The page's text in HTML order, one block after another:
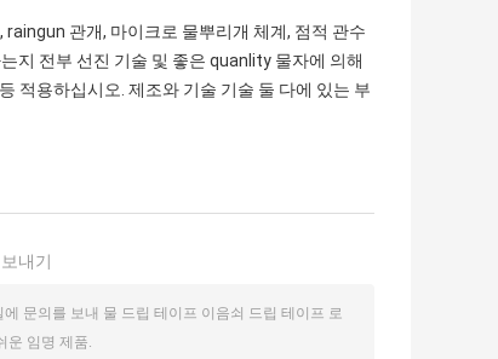
관개, 마이크로 물뿌리개 체계, 점적 관수
지 전부 선진 기술 및 좋은 quanlity 물자에 의해
적용하십시오. 제조와 기술 기술 둘 다에 있는 부
내기